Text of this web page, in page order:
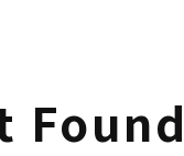
Found